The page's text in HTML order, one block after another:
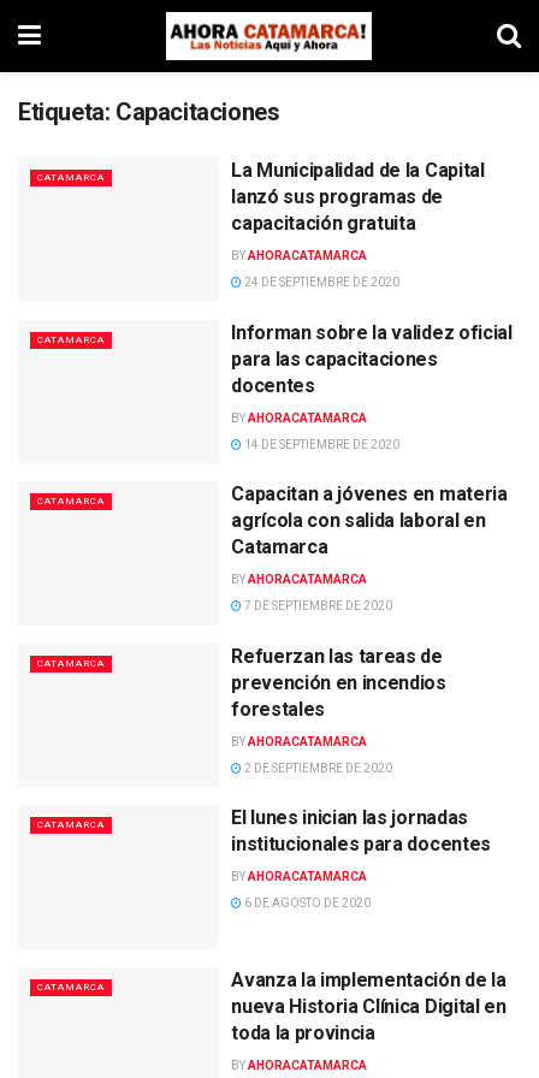
Etiqueta: Capacitaciones
CATAMARCA
La Municipalidad de la Capital
lanzó sus programas de
capacitación gratuita
BYAHORACATAMARCA
24 DE SEPTIEMBRE DE 2020
CATAMARCA
Informan sobre la validez oficial
para las capacitaciones
docentes
BYAHORACATAMARCA
14 DE SEPTIEMBRE DE 2020
CATAMARCA
Capacitan a jóvenes en materia
agrícola con salida laboral en
Catamarca
BYAHORACATAMARCA
7 DE SEPTIEMBRE DE 2020
CATAMARCA
Refuerzan las tareas de
prevención en incendios
forestales
BYAHORACATAMARCA
2 DE SEPTIEMBRE DE 2020
CATAMARCA
El lunes inician las jornadas
institucionales para docentes
BYAHORACATAMARCA
6 DE AGOSTO DE 2020
CATAMARCA
Avanza la implementación de la
nueva Historia Clínica Digital en
toda la provincia
BYAHORACATAMARCA